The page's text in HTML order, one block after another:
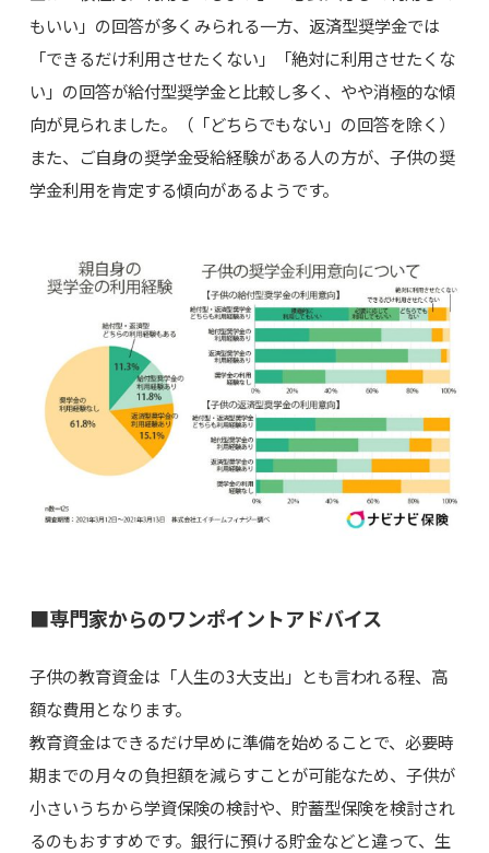
もいい」の回答が多くみられる一方、返済型奨学金では
「できるだけ利用させたくない」「絶対に利用させたくな
い」の回答が給付型奨学金と比較し多く、やや消極的な傾
向が見られました。（「どちらでもない」の回答を除く）
また、ご自身の奨学金受給経験がある人の方が、子供の奨
学金利用を肯定する傾向があるようです。
■専門家からのワンポイントアドバイス
子供の教育資金は「人生の3大支出」とも言われる程、高
額な費用となります。
教育資金はできるだけ早めに準備を始めることで、必要時
期までの月々の負担額を減らすことが可能なため、子供が
小さいうちから学資保険の検討や、貯蓄型保険を検討され
るのもおすすめです。銀行に預ける貯金などと違って、生